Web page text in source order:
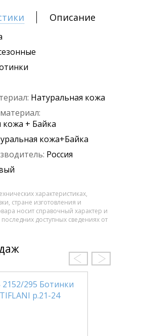
Описание
Натуральная кожа
кожа + Байка
кожа+Байка
Россия
характеристиках,
стране изготовления и
носит справочный характер и
доступных сведениях от
2152/295 Ботинки
TIFLANI р.21-24